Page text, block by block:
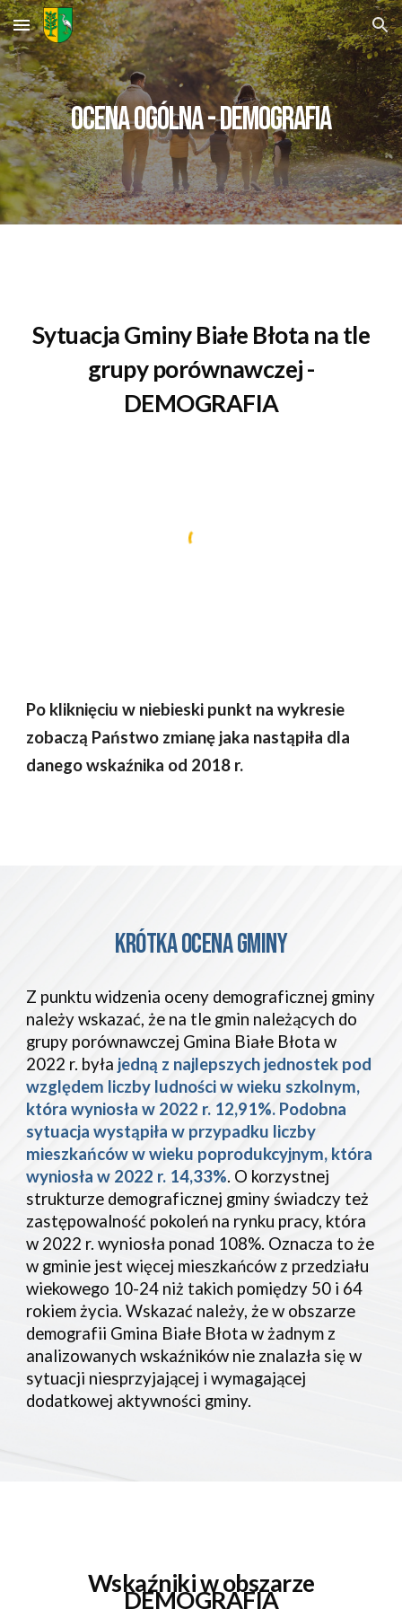
Skip to main content Skip to navigation
OCENA OGÓLNA - DEMOGRAFIA
Sytuacja Gminy Białe Błota na tle
grupy porównawczej -
DEMOGRAFIA
Po kliknięciu w niebieski punkt na wykresie
zobaczą Państwo zmianę jaka nastąpiła dla
danego wskaźnika od 2018 r.
KRÓTKA OCENA GMINY
Z punktu widzenia oceny demograficznej gminy
należy wskazać, że na tle gmin należących do
grupy porównawczej Gmina Białe Błota w
2022 r. była jedną z najlepszych jednostek pod
względem liczby ludności w wieku szkolnym,
która wyniosła w 2022 r. 12,91%. Podobna
sytuacja wystąpiła w przypadku liczby
mieszkańców w wieku poprodukcyjnym, która
wyniosła w 2022 r. 14,33%. O korzystnej
strukturze demograficznej gminy świadczy też
zastępowalność pokoleń na rynku pracy, która
w 2022 r. wyniosła ponad 108%. Oznacza to że
w gminie jest więcej mieszkańców z przedziału
wiekowego 10-24 niż takich pomiędzy 50 i 64
rokiem życia. Wskazać należy, że w obszarze
demografii Gmina Białe Błota w żadnym z
analizowanych wskaźników nie znalazła się w
sytuacji niesprzyjającej i wymagającej
dodatkowej aktywności gminy.
Wskaźniki w obszarze
DEMOGRAFIA